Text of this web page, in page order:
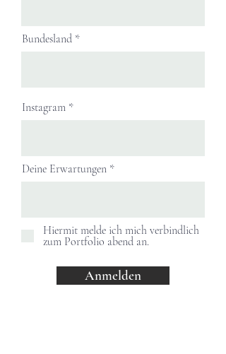
Bundesland
Instagram
Deine Erwartungen
Hiermit melde ich mich verbindlich
zum Portfolio abend an.
Anmelden